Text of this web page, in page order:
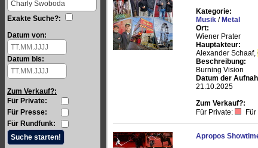
Exakte Suche?:
Datum von:
Datum bis:
Zum Verkauf?:
Für Private:
Für Presse:
Für Rundfunk:
Kategorie:
Musik / Metal
Ort:
Wiener Prater
Hauptakteur:
Alexander Schaaf,
Beschreibung:
Burning Vision
Datum der
21.10.2025
Zum Verkauf?:
Für Private:
Apropos